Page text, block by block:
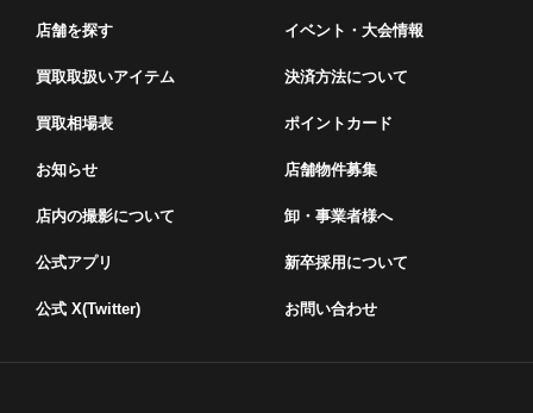
店舗を探す
買取取扱いアイテム
買取相場表
お知らせ
店内の撮影について
公式アプリ
公式 X(Twitter)
イベント・⼤会情報
決済方法について
ポイントカード
店舗物件募集
卸・事業者様へ
新卒採用について
お問い合わせ